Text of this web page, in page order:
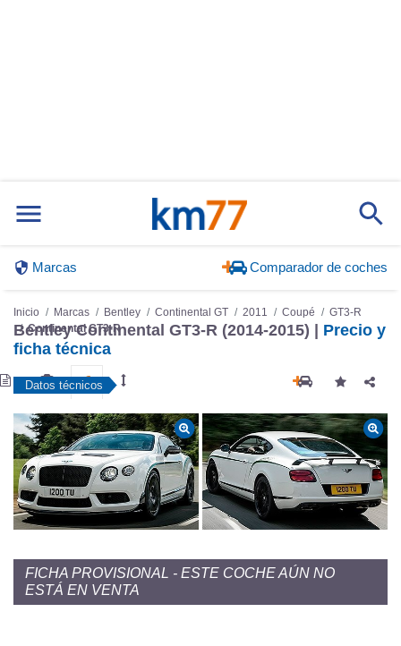
Marcas Comparador de coches
Inicio Marcas Bentley Continental GT 2011 Coupé
GT3-R
Continental GT3-R
Bentley Continental GT3-R (2014-2015) | Precio y
ficha técnica
Datos técnicos
FICHA PROVISIONAL - ESTE COCHE AÚN NO
ESTÁ EN VENTA